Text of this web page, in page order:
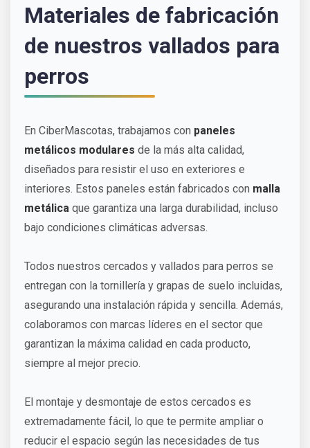
Materiales de fabricación
de nuestros vallados para
perros
En CiberMascotas, trabajamos con paneles
metálicos modulares de la más alta calidad,
diseñados para resistir el uso en exteriores e
interiores. Estos paneles están fabricados con malla
metálica que garantiza una larga durabilidad, incluso
bajo condiciones climáticas adversas.
Todos nuestros cercados y vallados para perros se
entregan con la tornillería y grapas de suelo incluidas,
asegurando una instalación rápida y sencilla. Además,
colaboramos con marcas líderes en el sector que
garantizan la máxima calidad en cada producto,
siempre al mejor precio.
El montaje y desmontaje de estos cercados es
extremadamente fácil, lo que te permite ampliar o
reducir el espacio según las necesidades de tus